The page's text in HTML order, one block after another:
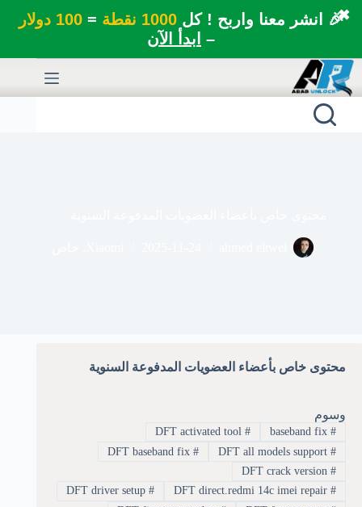
🎉 انشر معنا واربح ! كل1000 نقطة =100 دولار
– ابدأ الآن
✖
التجاوز
إلى
المحتوى
محتوى خاص بأعضاء العضويات المدفوعة السنوية
وسوم
#
baseband fix
#
DFT activated tool
#
DFT all models support
#
DFT baseband fix
#
DFT crack version
#
DFT direct.redmi 14c imei repair
#
DFT driver setup